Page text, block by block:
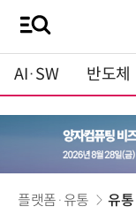
AI·SW 반도체
플랫폼·유통 유